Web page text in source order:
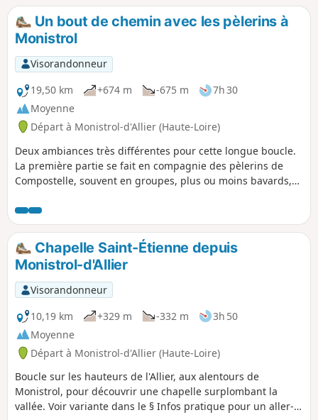
Un bout de chemin avec les pèlerins à
Monistrol
Visorandonneur
19,50 km
+674 m -675 m
7h 30
Moyenne
Départ à Monistrol-d'Allier (Haute-Loire)
Deux ambiances très différentes pour cette longue boucle.
La première partie se fait en compagnie des pèlerins de
Compostelle, souvent en groupes, plus ou moins bavards,
(croix, statuesque). En deuxième partie, vous serez seul au
monde dans les grandes étendues du plateau surplombant
la vallée de l'Allier.Appli Visorando utile sur certaines
portionsChapelle Saint-Étienne depuis
Monistrol-d'Allier
Visorandonneur
10,19 km
+329 m -332 m
3h 50
Moyenne
Départ à Monistrol-d'Allier (Haute-Loire)
Boucle sur les hauteurs de l'Allier, aux alentours de
Monistrol, pour découvrir une chapelle surplombant la
vallée. Voir variante dans le § Infos pratique pour un aller-